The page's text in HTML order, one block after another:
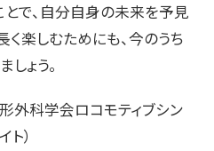
で、自分自身の未来を予見
く楽しむためにも、今のうち
ょう。
外科学会ロコモティブシン
）